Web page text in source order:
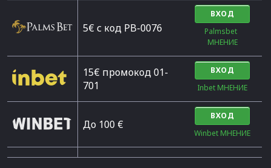
5€ с код PB-0076
ВХОД
Palmsbet
МНЕНИЕ
15€ промокод 01-
701
ВХОД
Inbet МНЕНИЕ
До 100 €
ВХОД
Winbet МНЕНИЕ